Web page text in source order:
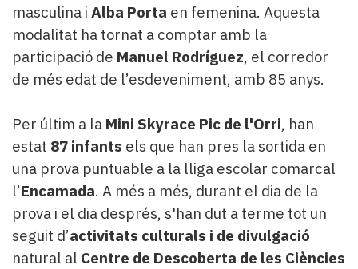
masculina i Alba Porta en femenina. Aquesta
modalitat ha tornat a comptar amb la
participació de Manuel Rodríguez, el corredor
de més edat de l’esdeveniment, amb 85 anys.
Per últim a la Mini Skyrace Pic de l'Orri, han
estat 87 infants els que han pres la sortida en
una prova puntuable a la lliga escolar comarcal
l’Encamada. A més a més, durant el dia de la
prova i el dia després, s'han dut a terme tot un
seguit d’activitats culturals i de divulgació
natural al Centre de Descoberta de les Ciències